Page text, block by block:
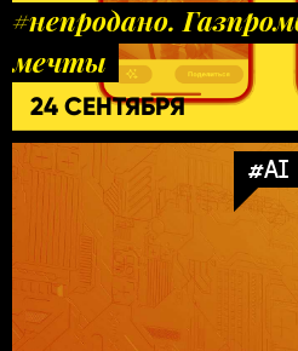
#непродано.
мечты
24 СЕНТЯБРЯ
#AI